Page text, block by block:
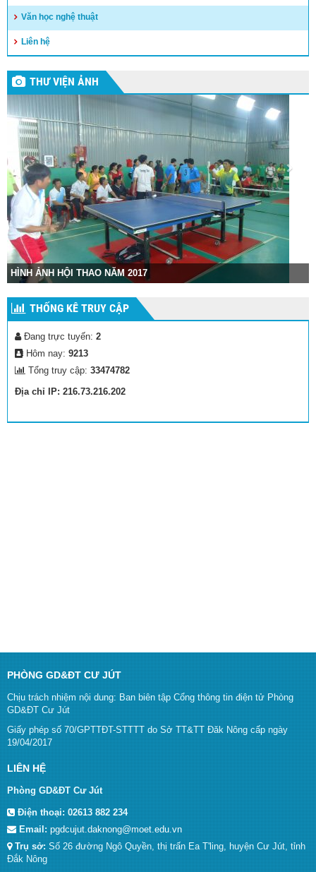
Văn học nghệ thuật
Liên hệ
THƯ VIỆN ẢNH
HÌNH ẢNH HỘI THAO NĂM 2017
THỐNG KÊ TRUY CẬP
Đang trực tuyến: 2
Hôm nay: 9213
Tổng truy cập: 33474782
Địa chỉ IP: 216.73.216.202
PHÒNG GD&ĐT CƯ JÚT
Chịu trách nhiệm nội dung: Ban biên tập Cổng thông tin điện tử Phòng
GD&ĐT Cư Jút
Giấy phép số 70/GPTTĐT-STTTT do Sở TT&TT Đăk Nông cấp ngày
19/04/2017
LIÊN HỆ
Phòng GD&ĐT Cư Jút
Điện thoại:02613 882 234
Email:pgdcujut.daknong@moet.edu.vn
Trụ sở:Số 26 đường Ngô Quyền, thị trấn Ea T'ling, huyện Cư Jút, tỉnh
Đắk Nông